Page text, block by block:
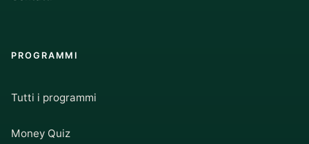
PROGRAMMI
Tutti i programmi
Money Quiz